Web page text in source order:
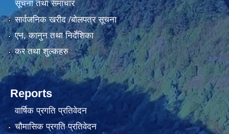
सूचना तथा समाचार
सार्वजनिक खरीद /बोलपत्र सूचना
एन, कानुन तथा निर्देशिका
कर तथा शुल्कहरु
Reports
वार्षिक प्रगति प्रतिवेदन
चौमासिक प्रगति प्रतिवेदन